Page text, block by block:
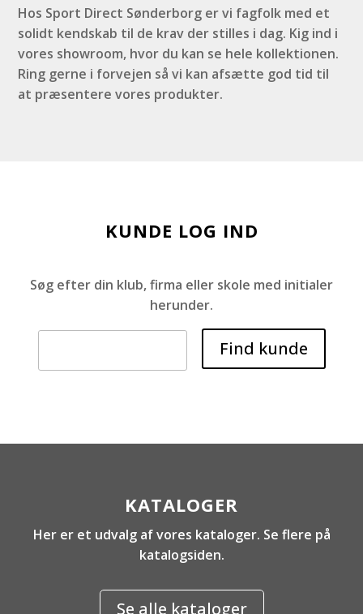
Hos Sport Direct Sønderborg er vi fagfolk med et
solidt kendskab til de krav der stilles i dag. Kig ind i
vores showroom, hvor du kan se hele kollektionen.
Ring gerne i forvejen så vi kan afsætte god tid til
at præsentere vores produkter.
KUNDE LOG IND
Søg efter din klub, firma eller skole med initialer
herunder.
KATALOGER
Her er et udvalg af vores kataloger. Se flere på
katalogsiden.
Se alle kataloger